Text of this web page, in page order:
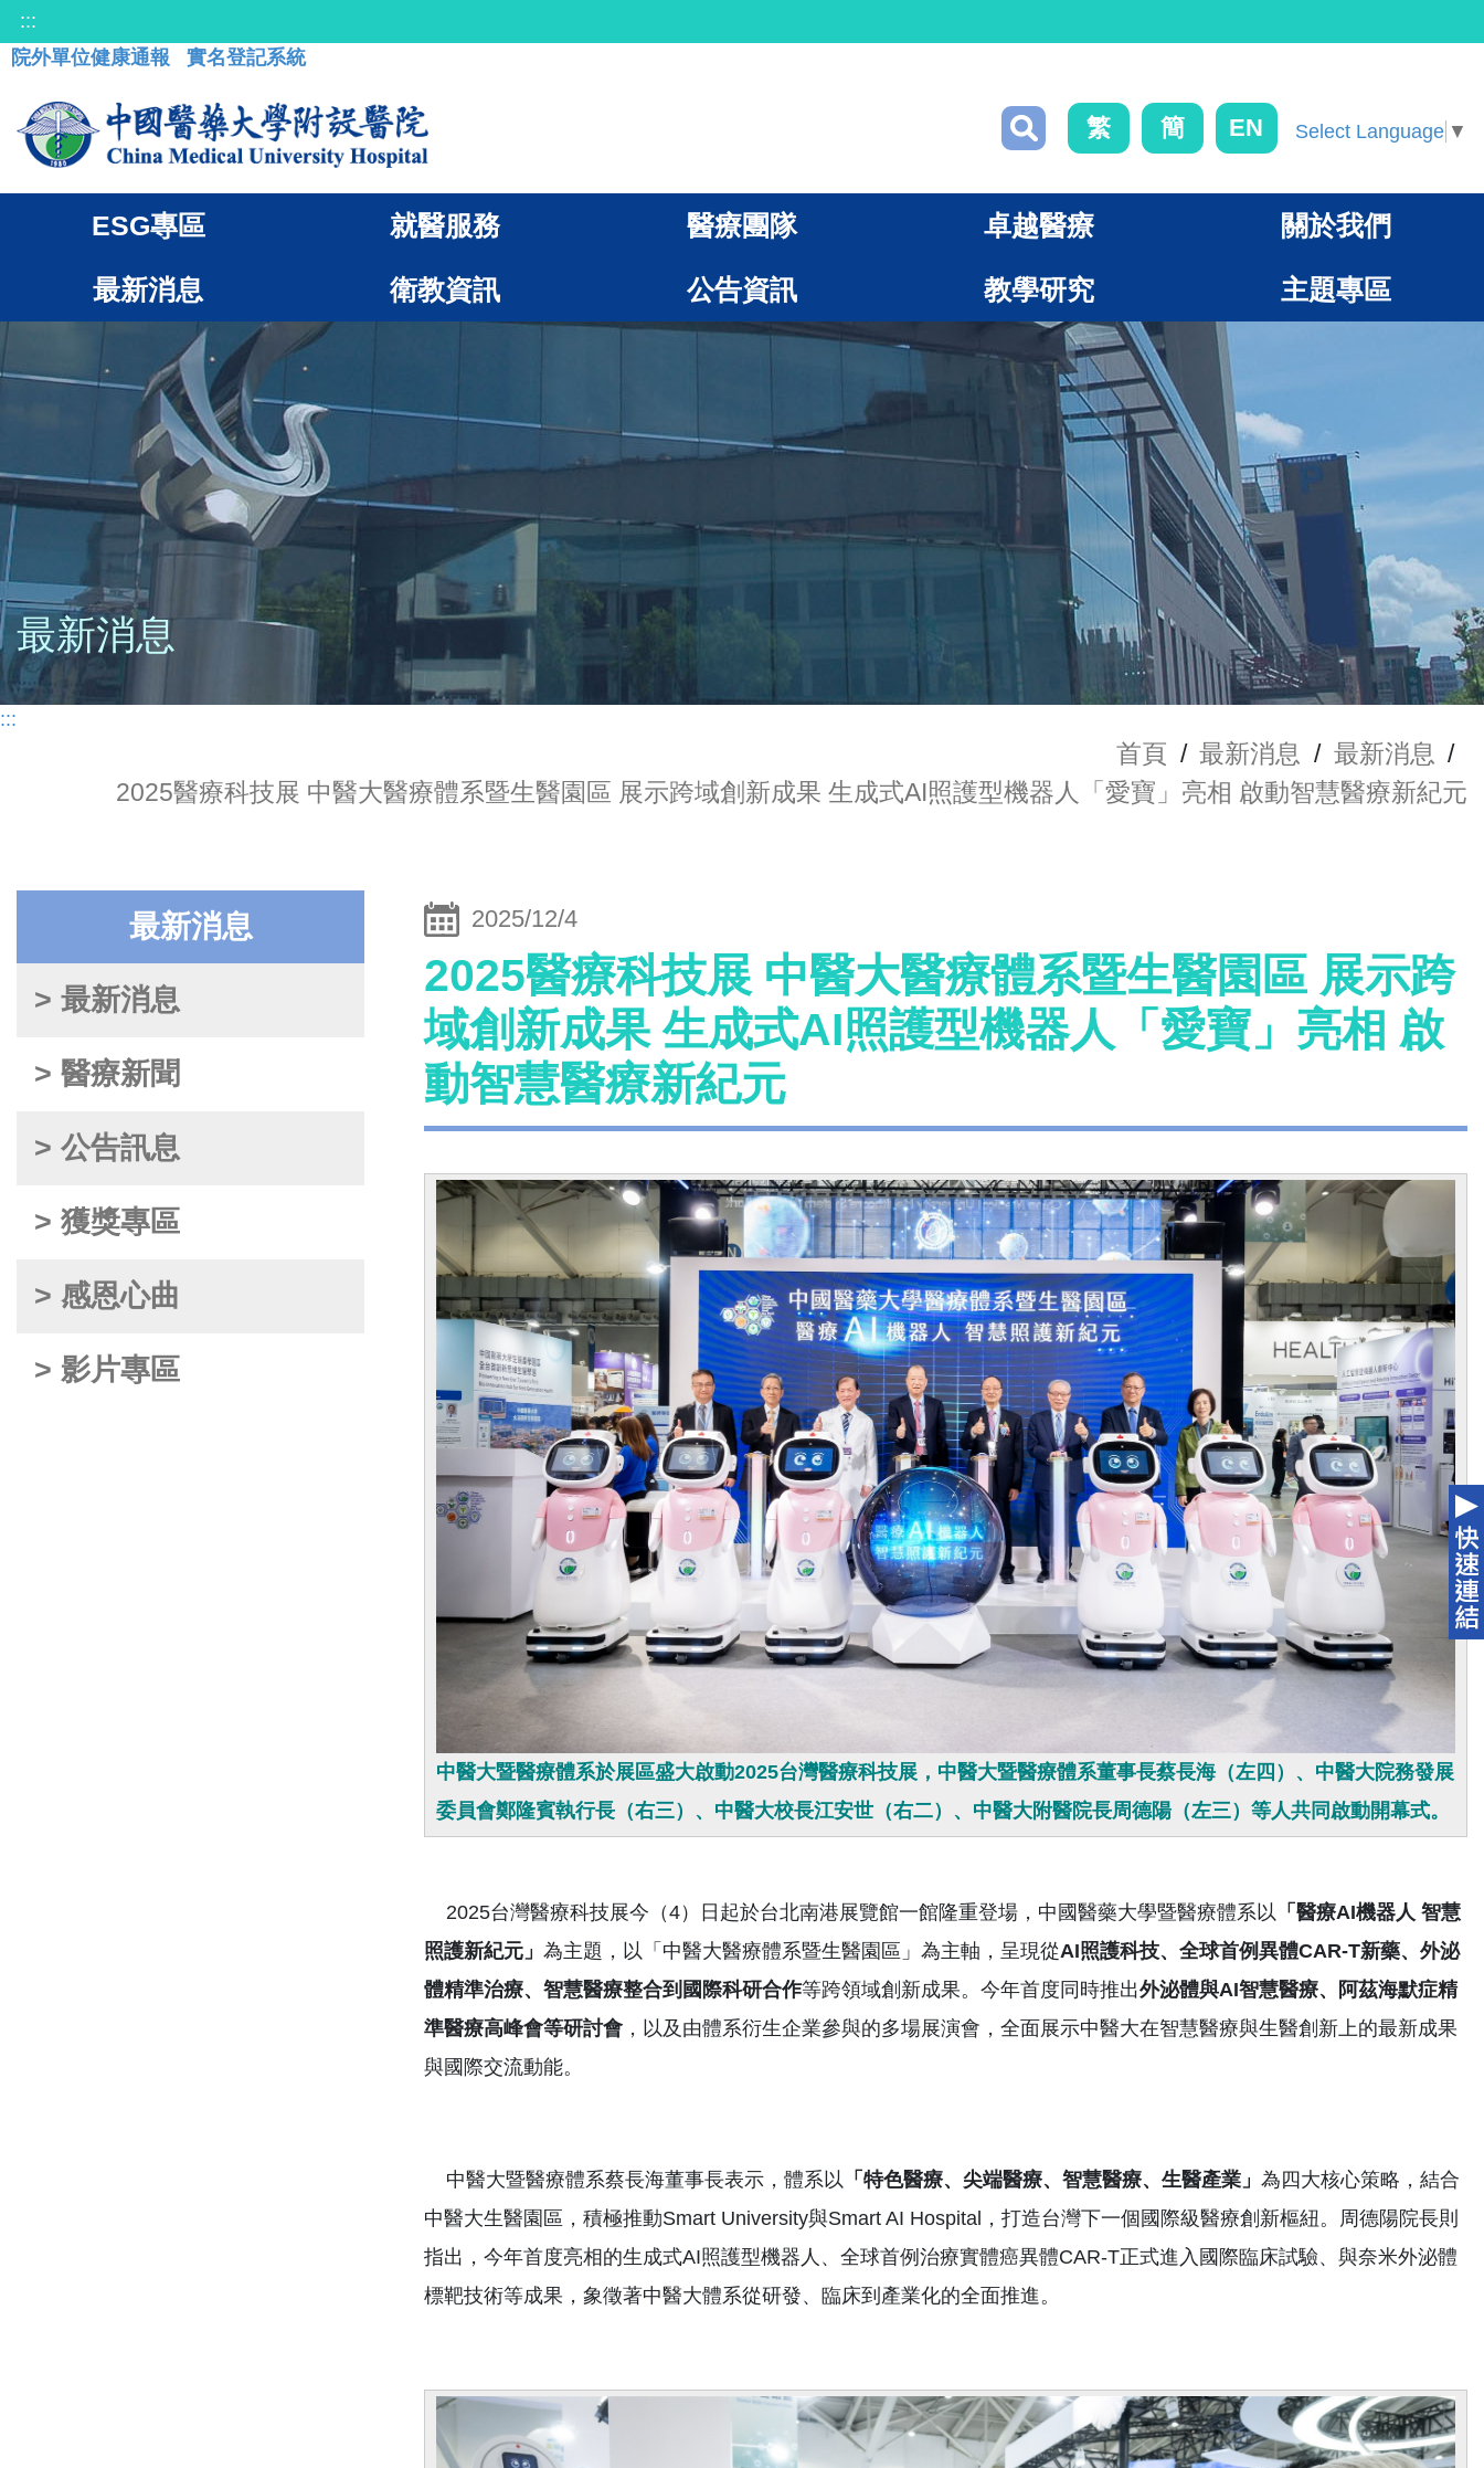
:::
院外單位健康通報
實名登記系統
繁 簡 EN Select Language ▼
ESG專區 就醫服務 醫療團隊 卓越醫療 關於我們
最新消息 衛教資訊 公告資訊 教學研究 主題專區
最新消息
:::
首頁 / 最新消息 / 最新消息 /
2025醫療科技展 中醫大醫療體系暨生醫園區 展示跨域創新成果 生成式AI照護型機器人「愛寶」亮相 啟動智慧醫療新紀元
最新消息
> 最新消息
> 醫療新聞
> 公告訊息
> 獲獎專區
> 感恩心曲
> 影片專區
2025/12/4
2025醫療科技展 中醫大醫療體系暨生醫園區 展示跨
域創新成果 生成式AI照護型機器人「愛寶」亮相 啟
動智慧醫療新紀元
中醫大暨醫療體系於展區盛大啟動2025台灣醫療科技展，中醫大暨醫療體系董事長蔡長海（左四）、中醫大院務發展
委員會鄭隆賓執行長（右三）、中醫大校長江安世（右二）、中醫大附醫院長周德陽（左三）等人共同啟動開幕式。
2025台灣醫療科技展今（4）日起於台北南港展覽館一館隆重登場，中國醫藥大學暨醫療體系以 「醫療AI機器人 智慧
照護新紀元」 為主題，以「中醫大醫療體系暨生醫園區」為主軸，呈現從AI照護科技、全球首例異體CAR-T新藥、外泌
體精準治療、智慧醫療整合到國際科研合作等跨領域創新成果。今年首度同時推出外泌體與AI智慧醫療、阿茲海默症精
準醫療高峰會等研討會 ，以及由體系衍生企業參與的多場展演會，全面展示中醫大在智慧醫療與生醫創新上的最新成果
與國際交流動能。
中醫大暨醫療體系蔡長海董事長表示，體系以 「特色醫療、尖端醫療、智慧醫療、生醫產業」 為四大核心策略，結合
中醫大生醫園區，積極推動Smart University與Smart AI Hospital，打造台灣下一個國際級醫療創新樞紐。周德陽院長則
指出，今年首度亮相的生成式AI照護型機器人、全球首例治療實體癌異體CAR-T正式進入國際臨床試驗、與奈米外泌體
標靶技術等成果，象徵著中醫大體系從研發、臨床到產業化的全面推進。